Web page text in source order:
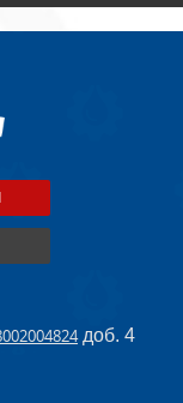
доб. 4